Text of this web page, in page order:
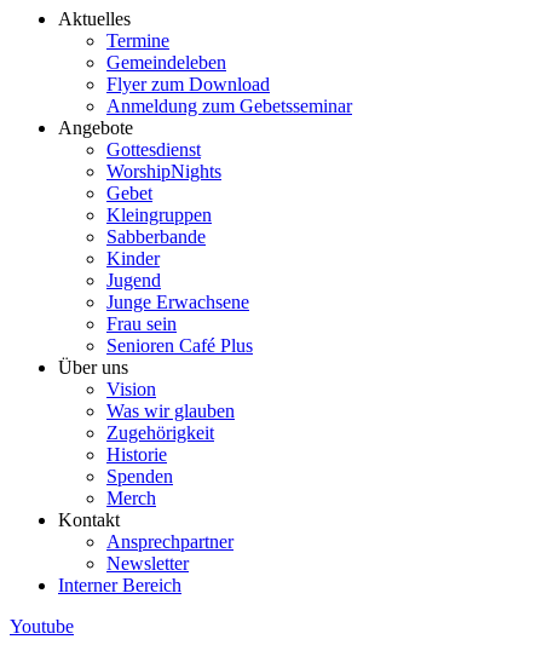
Aktuelles
Termine
Gemeindeleben
Flyer zum Download
Anmeldung zum Gebetsseminar
Angebote
Gottesdienst
WorshipNights
Gebet
Kleingruppen
Sabberbande
Kinder
Jugend
Junge Erwachsene
Frau sein
Senioren Café Plus
Über uns
Vision
Was wir glauben
Zugehörigkeit
Historie
Spenden
Merch
Kontakt
Ansprechpartner
Newsletter
Interner Bereich
Youtube